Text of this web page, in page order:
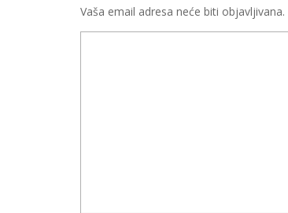
Vaša email adresa neće biti objavljivana.